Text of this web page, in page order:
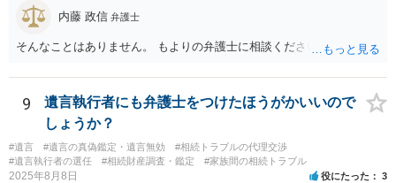
内藤 政信 弁護士
そんなことはありません。 もよりの弁護士に相談ください。
9
遺言執行者にも弁護士をつけたほうがかいいので
しょうか？
#遺言 #遺言の真偽鑑定・遺言無効
#相続トラブルの代理交渉
#遺言執行者の選任
#相続財産調査・鑑定 #家族間の相続トラブル
2025年8月8日 役にたった 3